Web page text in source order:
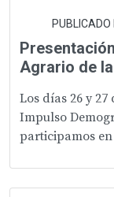
Agrario de
Los días 26 y
Impulso
participamos